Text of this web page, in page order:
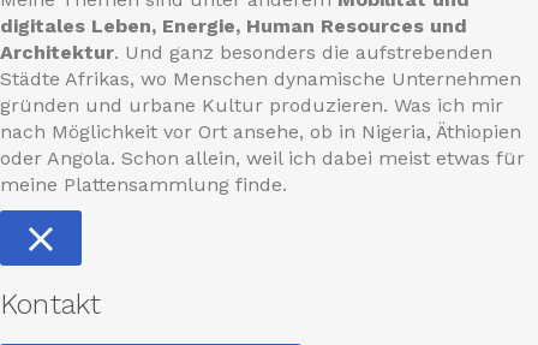
digitales Leben, Energie, Human Resources und
Architektur. Und ganz besonders die aufstrebenden
Städte Afrikas, wo Menschen dynamische Unternehmen
gründen und urbane Kultur produzieren. Was ich mir
nach Möglichkeit vor Ort ansehe, ob in Nigeria, Äthiopien
oder Angola. Schon allein, weil ich dabei meist etwas für
meine Plattensammlung finde.
Kontakt